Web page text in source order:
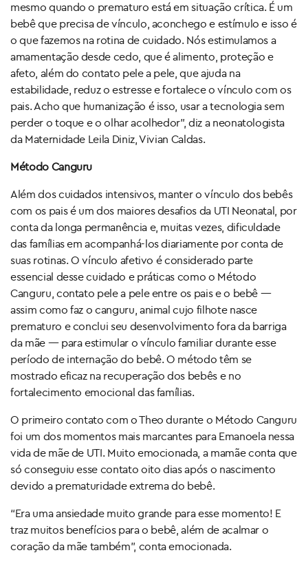
mesmo quando o prematuro está em situação crítica. É um
bebê que precisa de vínculo, aconchego e estímulo e isso é
o que fazemos na rotina de cuidado. Nós estimulamos a
amamentação desde cedo, que é alimento, proteção e
afeto, além do contato pele a pele, que ajuda na
estabilidade, reduz o estresse e fortalece o vínculo com os
pais. Acho que humanização é isso, usar a tecnologia sem
perder o toque e o olhar acolhedor”, diz a neonatologista
da Maternidade Leila Diniz, Vivian Caldas.
Método Canguru
Além dos cuidados intensivos, manter o vínculo dos bebês
com os pais é um dos maiores desafios da UTI Neonatal, por
conta da longa permanência e, muitas vezes, dificuldade
das famílias em acompanhá-los diariamente por conta de
suas rotinas. O vínculo afetivo é considerado parte
essencial desse cuidado e práticas como o Método
Canguru, contato pele a pele entre os pais e o bebê —
assim como faz o canguru, animal cujo filhote nasce
prematuro e conclui seu desenvolvimento fora da barriga
da mãe — para estimular o vínculo familiar durante esse
período de internação do bebê. O método têm se
mostrado eficaz na recuperação dos bebês e no
fortalecimento emocional das famílias.
O primeiro contato com o Theo durante o Método Canguru
foi um dos momentos mais marcantes para Emanoela nessa
vida de mãe de UTI. Muito emocionada, a mamãe conta que
só conseguiu esse contato oito dias após o nascimento
devido a prematuridade extrema do bebê.
“Era uma ansiedade muito grande para esse momento! E
traz muitos benefícios para o bebê, além de acalmar o
coração da mãe também”, conta emocionada.